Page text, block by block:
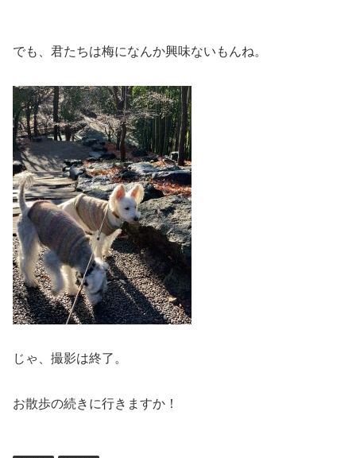
でも、君たちは梅になんか興味ないもんね。
じゃ、撮影は終了。
お散歩の続きに行きますか！